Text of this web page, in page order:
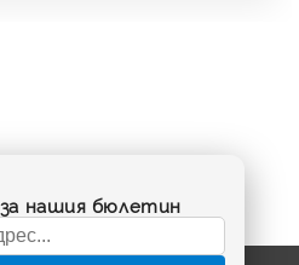
нашия бюлетин